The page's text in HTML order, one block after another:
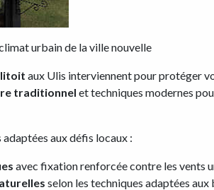
urbain de la ville nouvelle
aux Ulis interviennent pour protéger
traditionnel et techniques modernes
aux défis locaux :
avec fixation renforcée contre les vents
selon les techniques adaptées